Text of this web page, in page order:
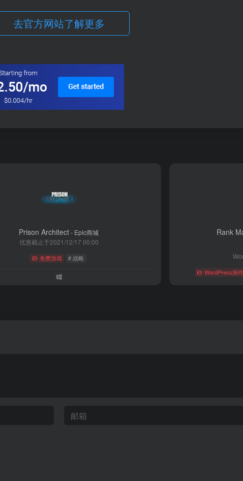
去官方网站了解更多
Prison Architect- Epic商城
优惠截止于2021/12/17 00:00
免费游戏 # 战略
Rank
WordPress插件